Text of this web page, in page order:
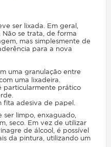
ser lixada. Em geral,
se trata, de forma
mas simplesmente de
para a nova
uma granulação entre
uma lixadeira.
particularmente prático
adesiva de papel.
limpo, enxaguado,
seco. Em vez de utilizar
de álcool, é possível
da pintura, utilizando um